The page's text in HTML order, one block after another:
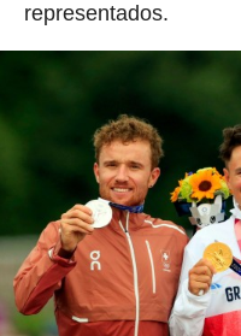
representados.